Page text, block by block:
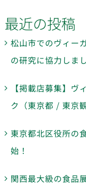
最近の投稿
松山市でのヴィー
の研究に協力しま
【掲載店募集】ヴ
ク（東京都 / 東京
東京都北区役所の
始！
関西最大級の食品